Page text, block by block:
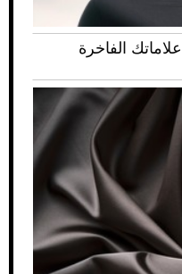
من علاماتك الفاخرة